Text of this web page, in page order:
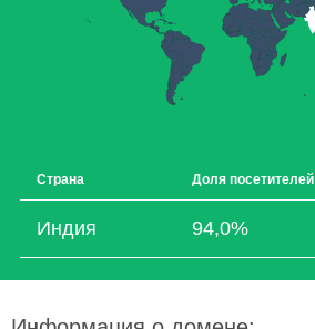
Страна Доля посетителей
Индия 94,0%